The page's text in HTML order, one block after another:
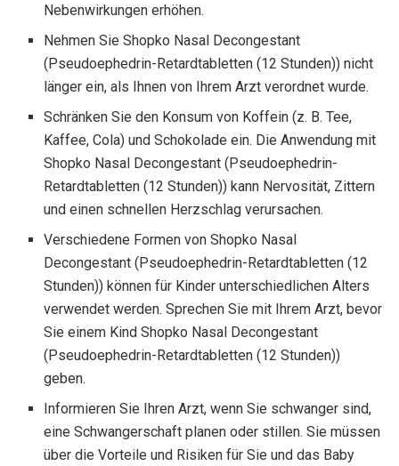
Nebenwirkungen erhöhen.
Nehmen Sie Shopko Nasal Decongestant
(Pseudoephedrin-Retardtabletten (12 Stunden)) nicht
länger ein, als Ihnen von Ihrem Arzt verordnet wurde.
Schränken Sie den Konsum von Koffein (z. B. Tee,
Kaffee, Cola) und Schokolade ein. Die Anwendung mit
Shopko Nasal Decongestant (Pseudoephedrin-
Retardtabletten (12 Stunden)) kann Nervosität, Zittern
und einen schnellen Herzschlag verursachen.
Verschiedene Formen von Shopko Nasal
Decongestant (Pseudoephedrin-Retardtabletten (12
Stunden)) können für Kinder unterschiedlichen Alters
verwendet werden. Sprechen Sie mit Ihrem Arzt, bevor
Sie einem Kind Shopko Nasal Decongestant
(Pseudoephedrin-Retardtabletten (12 Stunden))
geben.
Informieren Sie Ihren Arzt, wenn Sie schwanger sind,
eine Schwangerschaft planen oder stillen. Sie müssen
über die Vorteile und Risiken für Sie und das Baby